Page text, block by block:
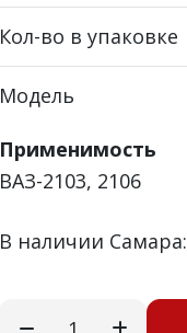
Кол-во в упаковке
Модель
Применимость
ВАЗ-2103, 2106
В наличии Самара: